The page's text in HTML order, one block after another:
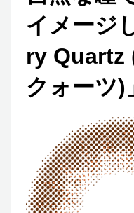
イメージ
ry Quartz
クォーツ)